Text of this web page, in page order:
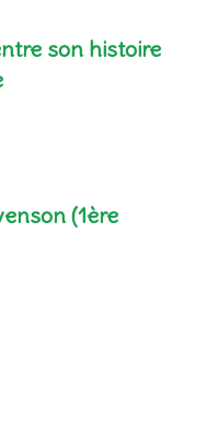
son histoire
(1ère